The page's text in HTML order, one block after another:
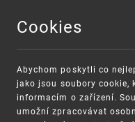
Cookies
Abychom poskytli co
jako jsou soubory
informacím o zařízení.
umožní zpracovávat